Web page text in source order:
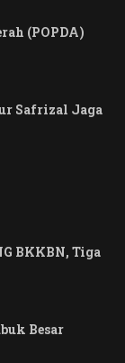
(POPDA)
Safrizal Jaga
BKKBN, Tiga
Besar